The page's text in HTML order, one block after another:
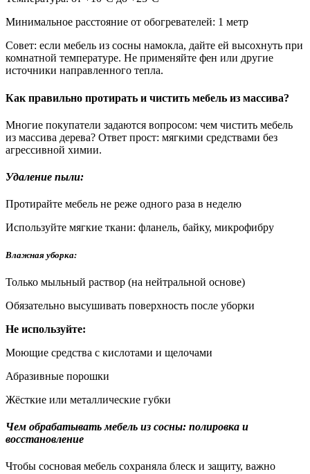
Минимальное расстояние от обогревателей: 1 метр
Совет: если мебель из сосны намокла, дайте ей высохнуть при
комнатной температуре. Не применяйте фен или другие
источники направленного тепла.
Как правильно протирать и чистить мебель из массива?
Многие покупатели задаются вопросом: чем чистить мебель
из массива дерева? Ответ прост: мягкими средствами без
агрессивной химии.
Удаление пыли:
Протирайте мебель не реже одного раза в неделю
Используйте мягкие ткани: фланель, байку, микрофибру
Влажная уборка:
Только мыльный раствор (на нейтральной основе)
Обязательно высушивать поверхность после уборки
Не используйте:
Моющие средства с кислотами и щелочами
Абразивные порошки
Жёсткие или металлические губки
Чем обрабатывать мебель из сосны: полировка и
восстановление
Чтобы сосновая мебель сохраняла блеск и защиту, важно